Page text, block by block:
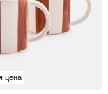
цена